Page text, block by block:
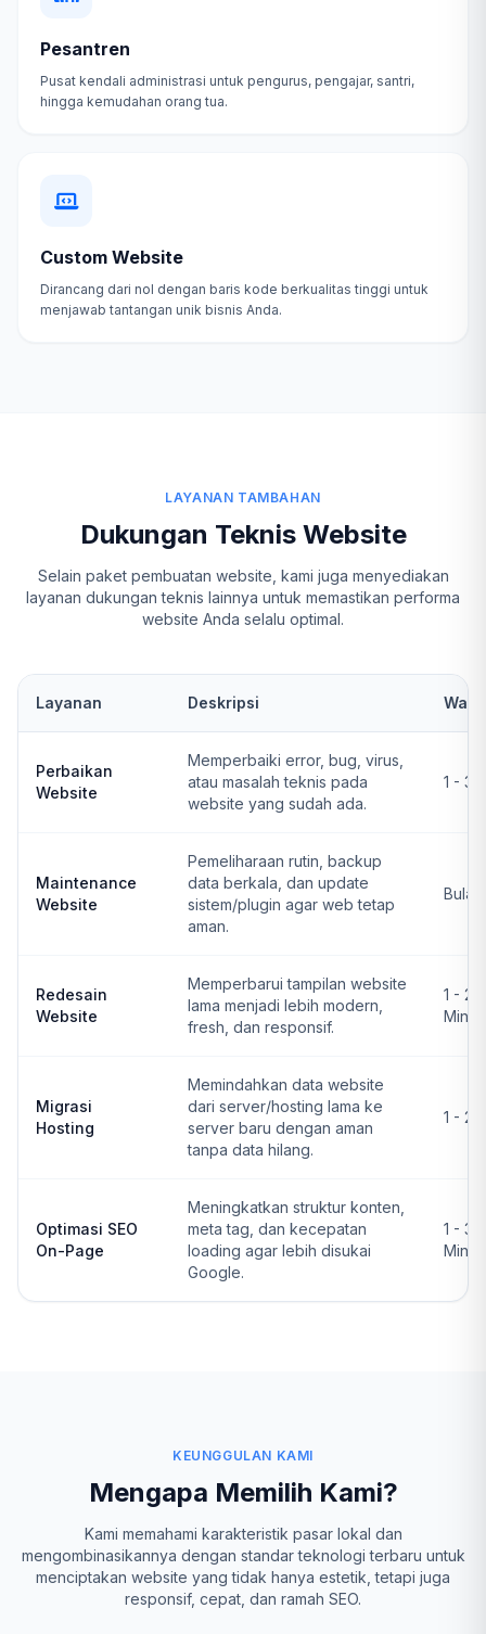
Pesantren
Pusat kendali administrasi untuk pengurus, pengajar, santri,
hingga kemudahan orang tua.
Custom Website
Dirancang dari nol dengan baris kode berkualitas tinggi untuk
menjawab tantangan unik bisnis Anda.
LAYANAN TAMBAHAN
Dukungan Teknis Website
Selain paket pembuatan website, kami juga menyediakan
layanan dukungan teknis lainnya untuk memastikan performa
website Anda selalu optimal.
Layanan Deskripsi
Perbaikan
Website
Memperbaiki error, bug, virus,
atau masalah teknis pada
website yang sudah ada.
1 - 3
Maintenance
Website
Pemeliharaan rutin, backup
data berkala, dan update
sistem/plugin agar web tetap
aman.
Redesain
Website
Memperbarui tampilan website
lama menjadi lebih modern,
fresh, dan responsif.
1 - 2
Migrasi
Hosting
Memindahkan data website
dari server/hosting lama ke
server baru dengan aman
tanpa data hilang.
1 - 2
Optimasi SEO
On-Page
Meningkatkan struktur konten,
meta tag, dan kecepatan
loading agar lebih disukai
Google.
1 - 3
KEUNGGULAN KAMI
Mengapa Memilih Kami?
Kami memahami karakteristik pasar lokal dan
mengombinasikannya dengan standar teknologi terbaru untuk
menciptakan website yang tidak hanya estetik, tetapi juga
responsif, cepat, dan ramah SEO.